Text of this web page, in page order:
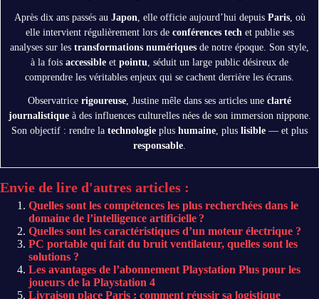
Après dix ans passés au Japon , elle officie aujourd’hui depuis Paris, où
elle intervient régulièrement lors de conférences tech et publie ses
analyses sur les transformations numériques de notre époque. Son style,
à la fois accessible et pointu , séduit un large public désireux de
comprendre les véritables enjeux qui se cachent derrière les écrans.
Observatrice rigoureuse , Justine mêle dans ses articles une clarté
journalistiqueà des influences culturelles nées de son immersion nippone.
Son objectif : rendre la technologie plus humaine , plus lisible — et plus
responsable
Envie de lire d'autres articles :
Quelles sont les compétences les plus recherchées dans le
domaine de l’intelligence artificielle ?
Quelles sont les caractéristiques d’un moteur électrique ?
PC portable qui fait du bruit ventilateur, quelles sont les
solutions ?
Les avantages de l’abonnement Playstation Plus pour les
joueurs de la Playstation 4
Livraison place Paris : comment réussir sa logistique